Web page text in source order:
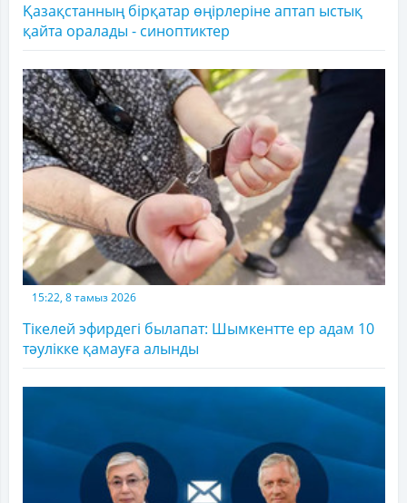
Қазақстанның бірқатар өңірлеріне аптап ыстық
қайта оралады - синоптиктер
15:22, 8 тамыз 2026
Тікелей эфирдегі былапат: Шымкентте ер адам 10
тәулікке қамауға алынды